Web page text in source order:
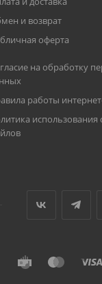
и возврат
оферта
на обработку
работы
использования